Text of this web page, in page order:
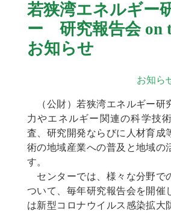
若狭湾エネルギー
ー 研究報告会 on
お知らせ
お知ら
（公財）若狭湾エネルギー研
力やエネルギー関連の科学技
査、研究開発ならびに人材育成
術の地域産業への普及と地域の
す。
センターでは、様々な分野で
ついて、毎年研究報告会を開催
は新型コロナウイルス感染拡大